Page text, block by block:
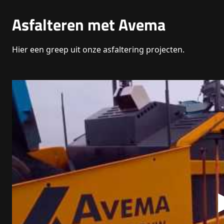
Asfalteren met Avema
Hier een greep uit onze asfaltering projecten.